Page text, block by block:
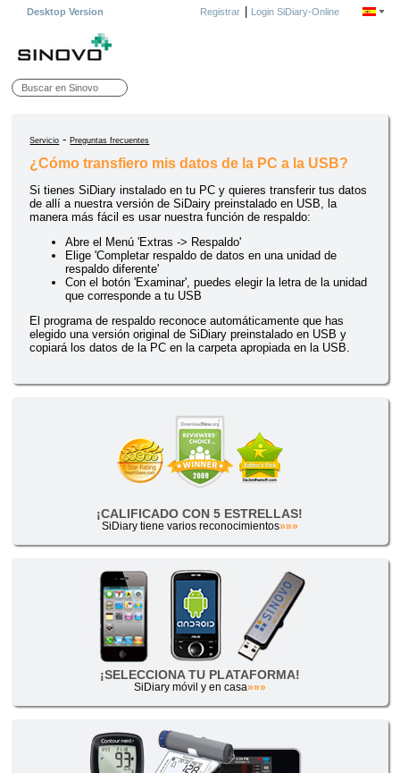
Desktop Version Registrar| Login SiDiary-Online
Servicio -Preguntas frecuentes
¿Cómo transfiero mis datos de la PC a la USB?
Si tienes SiDiary instalado en tu PC y quieres transferir tus datos
de allí a nuestra versión de SiDairy preinstalado en USB, la
manera más fácil es usar nuestra función de respaldo:
Abre el Menú 'Extras -> Respaldo'
Elige 'Completar respaldo de datos en una unidad de
respaldo diferente'
Con el botón 'Examinar', puedes elegir la letra de la unidad
que corresponde a tu USB
El programa de respaldo reconoce automáticamente que has
elegido una versión original de SiDiary preinstalado en USB y
copiará los datos de la PC en la carpeta apropiada en la USB.
¡CALIFICADO CON 5 ESTRELLAS!
SiDiary tiene varios reconocimientos»»»
¡SELECCIONA TU PLATAFORMA!
SiDiary móvil y en casa»»»